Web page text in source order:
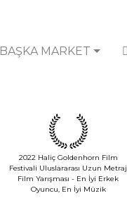
BAŞKA MARKET
2022 Haliç Goldenhorn Film
Festivali Uluslararası Uzun Metraj
Film Yarışması - En İyi Erkek
Oyuncu, En İyi Müzik